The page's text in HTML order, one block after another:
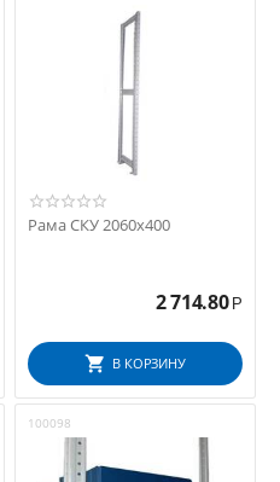
Рама СКУ 2060x400
2 714.80 Р
В КОРЗИНУ
100098